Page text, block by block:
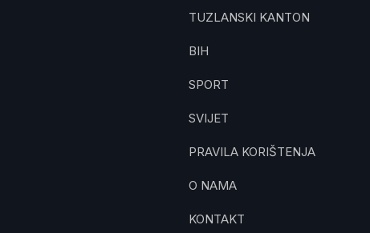
TUZLANSKI KANTON
BIH
SPORT
SVIJET
PRAVILA KORIŠTENJA
O NAMA
KONTAKT